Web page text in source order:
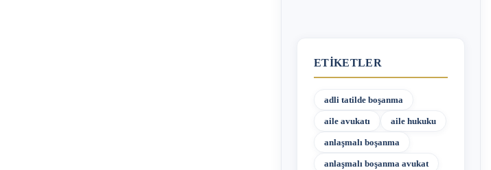
ETIKETLER
adli tatilde boşanma
aile avukatı aile hukuku
anlaşmalı boşanma
anlaşmalı boşanma avukat